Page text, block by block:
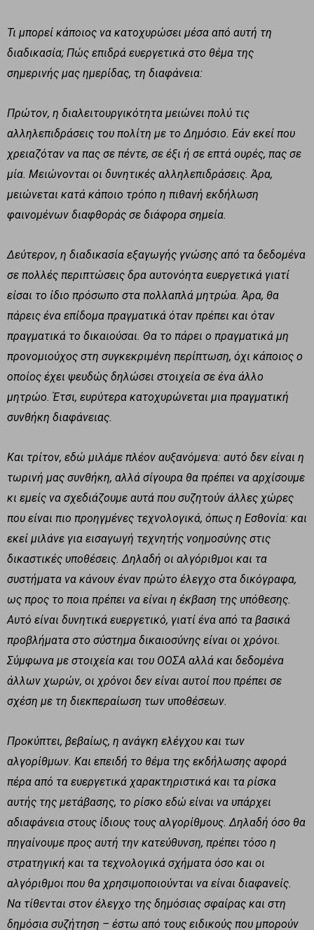
Τι μπορεί κάποιος να κατοχυρώσει μέσα από αυτή τη
διαδικασία; Πώς επιδρά ευεργετικά στο θέμα της
σημερινής μας ημερίδας, τη διαφάνεια:
Πρώτον, η διαλειτουργικότητα μειώνει πολύ τις
αλληλεπιδράσεις του πολίτη με το Δημόσιο. Εάν εκεί που
χρειαζόταν να πας σε πέντε, σε έξι ή σε επτά ουρές, πας σε
μία. Μειώνονται οι δυνητικές αλληλεπιδράσεις. Άρα,
μειώνεται κατά κάποιο τρόπο η πιθανή εκδήλωση
φαινομένων διαφθοράς σε διάφορα σημεία.
Δεύτερον, η διαδικασία εξαγωγής γνώσης από τα δεδομένα
σε πολλές περιπτώσεις δρα αυτονόητα ευεργετικά γιατί
είσαι το ίδιο πρόσωπο στα πολλαπλά μητρώα. Άρα, θα
πάρεις ένα επίδομα πραγματικά όταν πρέπει και όταν
πραγματικά το δικαιούσαι. Θα το πάρει ο πραγματικά μη
προνομιούχος στη συγκεκριμένη περίπτωση, όχι κάποιος ο
οποίος έχει ψευδώς δηλώσει στοιχεία σε ένα άλλο
μητρώο. Έτσι, ευρύτερα κατοχυρώνεται μια πραγματική
συνθήκη διαφάνειας.
Και τρίτον, εδώ μιλάμε πλέον αυξανόμενα: αυτό δεν είναι η
τωρινή μας συνθήκη, αλλά σίγουρα θα πρέπει να αρχίσουμε
κι εμείς να σχεδιάζουμε αυτά που συζητούν άλλες χώρες
που είναι πιο προηγμένες τεχνολογικά, όπως η Εσθονία: και
εκεί μιλάνε για εισαγωγή τεχνητής νοημοσύνης στις
δικαστικές υποθέσεις. Δηλαδή οι αλγόριθμοι και τα
συστήματα να κάνουν έναν πρώτο έλεγχο στα δικόγραφα,
ως προς το ποια πρέπει να είναι η έκβαση της υπόθεσης.
Αυτό είναι δυνητικά ευεργετικό, γιατί ένα από τα βασικά
προβλήματα στο σύστημα δικαιοσύνης είναι οι χρόνοι.
Σύμφωνα με στοιχεία και του ΟΟΣΑ αλλά και δεδομένα
άλλων χωρών, οι χρόνοι δεν είναι αυτοί που πρέπει σε
σχέση με τη διεκπεραίωση των υποθέσεων.
Προκύπτει, βεβαίως, η ανάγκη ελέγχου και των
αλγορίθμων. Και επειδή το θέμα της εκδήλωσης αφορά
πέρα από τα ευεργετικά χαρακτηριστικά και τα ρίσκα
αυτής της μετάβασης, το ρίσκο εδώ είναι να υπάρχει
αδιαφάνεια στους ίδιους τους αλγορίθμους. Δηλαδή όσο θα
πηγαίνουμε προς αυτή την κατεύθυνση, πρέπει τόσο η
στρατηγική και τα τεχνολογικά σχήματα όσο και οι
αλγόριθμοι που θα χρησιμοποιούνται να είναι διαφανείς.
Να τίθενται στον έλεγχο της δημόσιας σφαίρας και στη
δημόσια συζήτηση – έστω από τους ειδικούς που μπορούν